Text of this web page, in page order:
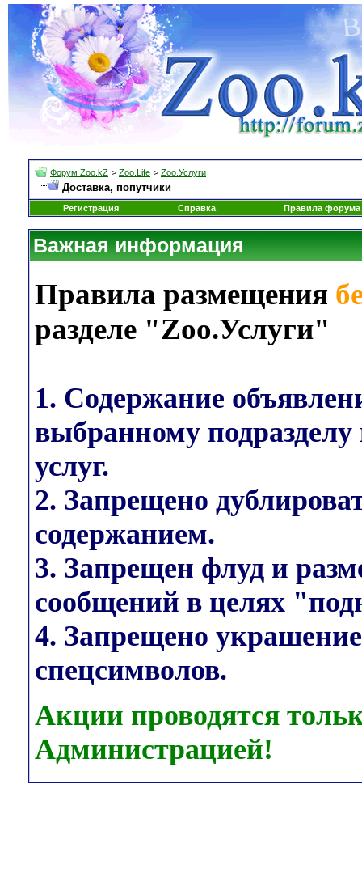
Форум Zoo.kZ > Zoo.Life > Zoo.Услуги
Доставка, попутчики
Регистрация Справка Правила форума
Важная информация
Правила размещения
разделе "Zoo.Услуги"
1. Содержание
выбранному
услуг.
2. Запрещено
содержанием.
3. Запрещен флуд и
сообщений в целях
4. Запрещено
спецсимволов.
Акции проводятся
Администрацией!